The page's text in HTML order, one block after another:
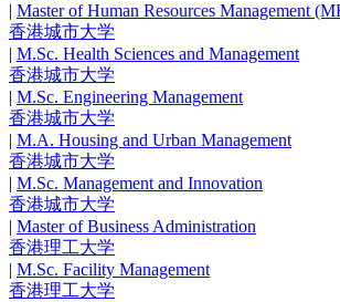
| Master of Human Resources Management
香港城市大学
| M.Sc. Health Sciences and Management
香港城市大学
| M.Sc. Engineering Management
香港城市大学
| M.A. Housing and Urban Management
香港城市大学
| M.Sc. Management and Innovation
香港城市大学
| Master of Business Administration
香港理工大学
| M.Sc. Facility Management
香港理工大学